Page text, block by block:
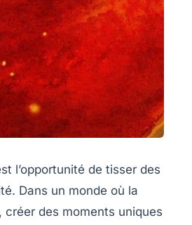
l’opportunité de tisser des
Dans un monde où la
des moments uniques